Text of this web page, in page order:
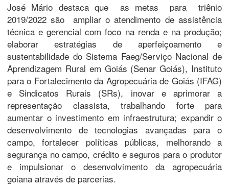
José Mário destaca que as metas para triênio
2019/2022 são ampliar o atendimento de assistência
técnica e gerencial com foco na renda e na produção;
elaborar estratégias de aperfeiçoamento e
sustentabilidade do Sistema Faeg/Serviço Nacional de
Aprendizagem Rural em Goiás (Senar Goiás), Instituto
para o Fortalecimento da Agropecuária de Goiás (IFAG)
e Sindicatos Rurais (SRs), inovar e aprimorar a
representação classista, trabalhando forte para
aumentar o investimento em infraestrutura; expandir o
desenvolvimento de tecnologias avançadas para o
campo, fortalecer políticas públicas, melhorando a
segurança no campo, crédito e seguros para o produtor
e impulsionar o desenvolvimento da agropecuária
goiana através de parcerias.